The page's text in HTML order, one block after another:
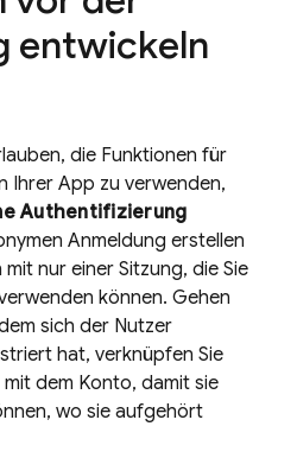
entwickeln
die Funktionen für
Ihrer App zu verwenden,
Authentifizierung
Anmeldung erstellen
nur einer Sitzung, die Sie
können. Gehen
sich der Nutzer
hat, verknüpfen Sie
dem Konto, damit sie
wo sie aufgehört